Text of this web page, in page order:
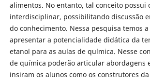
alimentos. No entanto, tal conceito possui
interdisciplinar, possibilitando discussão
do conhecimento. Nessa pesquisa temos
apresentar a potencialidade didática da
etanol para as aulas de química. Nesse
de química poderão articular abordagens
insiram os alunos como os construtores